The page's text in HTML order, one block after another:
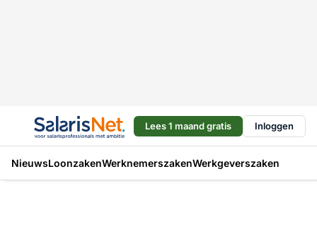
Lees 1 maand gratis Inloggen
NieuwsLoonzakenWerknemerszakenWerkgeverszaken